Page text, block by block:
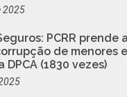
2025
PCRR prende
de menores
(1830 vezes)